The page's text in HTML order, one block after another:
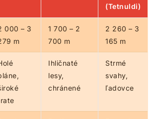
(Tetnuldi)
000 – 3
m
1 700 – 2
700 m
2 260 – 3
165 m
Ihličnaté
lesy,
chránené
Strmé
svahy,
ľadovce